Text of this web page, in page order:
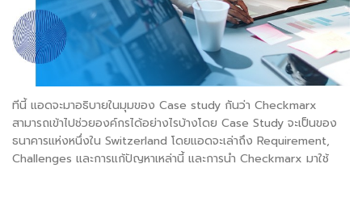
ทีนี้ แอดจะมาอธิบายในมุมของ Case study กันว่า Checkmarx
สามารถเข้าไปช่วยองค์กรได้อย่างไรบ้างโดย Case Study จะเป็นของ
ธนาคารแห่งหนึ่งใน Switzerland โดยแอดจะเล่าถึง Requirement,
Challenges และการแก้ปัญหาเหล่านี้ และการนำ Checkmarx มาใช้